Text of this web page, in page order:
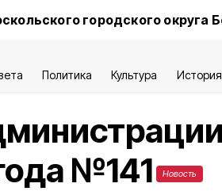
городского округа
Политика Культура История
№141
Новость